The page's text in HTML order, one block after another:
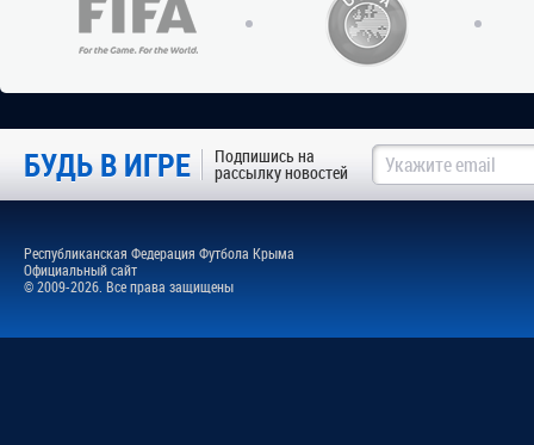
БУДЬ В ИГРЕ Подпишись на
рассылку новостей
Республиканская Федерация Футбола Крыма
Официальный сайт
© 2009-2026. Все права защищены